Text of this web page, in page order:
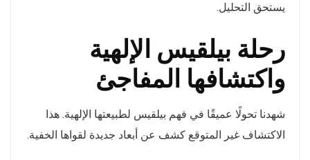
يستحق التحليل.
رحلة بيلقيس الإلهية
واكتشافها المفاجئ
شهدنا تحولًا عميقًا في فهم بيلقيس لطبيعتها الإلهية. هذا
الاكتشاف غير المتوقع كشف عن أبعاد جديدة لقواها الخفية.